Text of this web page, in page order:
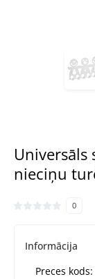
Universāls
nieciņu
0
Informācija
Preces kods: